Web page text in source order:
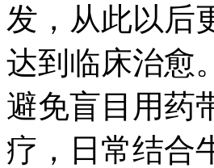
发，从此以后
达到临床治愈
避免盲目用药
疗，日常结合